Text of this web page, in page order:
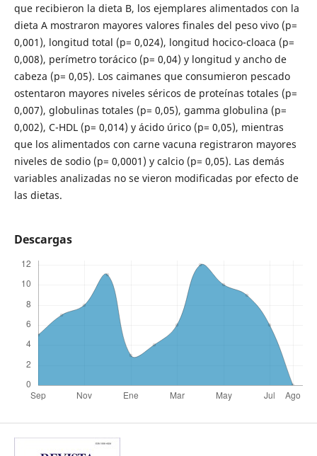
que recibieron la dieta B, los ejemplares alimentados con la
dieta A mostraron mayo­res valores finales del peso vivo (p=
0,001), longitud total (p= 0,024), longitud hocico-cloaca (p=
0,008), perímetro torácico (p= 0,04) y longitud y ancho de
cabeza (p= 0,05). Los caimanes que consumieron pescado
ostentaron mayores niveles séricos de proteínas totales (p=
0,007), globulinas totales (p= 0,05), gamma globulina (p=
0,002), C-HDL (p= 0,014) y ácido úrico (p= 0,05), mientras
que los alimentados con carne vacuna registraron mayores
niveles de sodio (p= 0,0001) y calcio (p= 0,05). Las demás
variables analizadas no se vieron modificadas por efecto de
las dietas.
Descargas